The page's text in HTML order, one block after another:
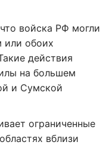
войска РФ могли
или обоих
действия
на большем
и Сумской
ограниченные
вблизи